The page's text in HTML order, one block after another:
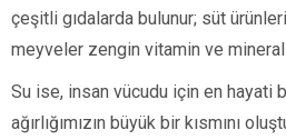
çeşitli gıdalarda bulunur; süt
meyveler zengin vitamin ve mineral
Su ise, insan vücudu için en hayati
ağırlığımızın büyük bir kısmını